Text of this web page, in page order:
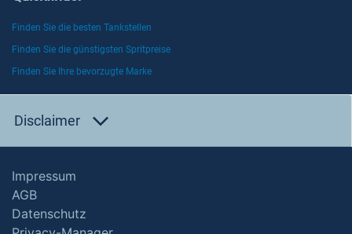
Finden Sie die besten Tankstellen
Finden Sie die günstigsten Spritpreise
Finden Sie Ihre bevorzugte Marke
Disclaimer
Impressum
AGB
Datenschutz